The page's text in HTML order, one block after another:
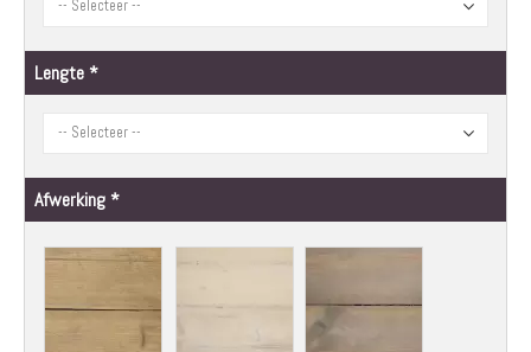
Lengte
Afwerking